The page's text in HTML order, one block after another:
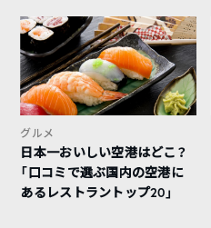
グルメ
日本一おいしい空港はどこ？
「口コミで選ぶ国内の空港に
あるレストラントップ20」